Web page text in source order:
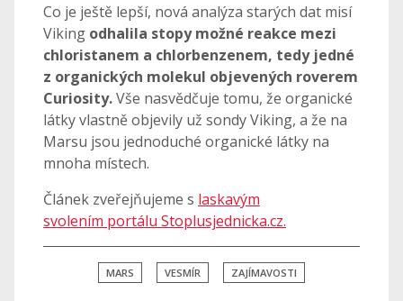
Co je ještě lepší, nová analýza starých dat misí
Viking odhalila stopy možné reakce mezi
chloristanem a chlorbenzenem, tedy jedné
z organických molekul objevených roverem
Curiosity.Vše nasvědčuje tomu, že organické
látky vlastně objevily už sondy Viking, a že na
Marsu jsou jednoduché organické látky na
mnoha místech.
Článek zveřejňujeme s laskavým
svolením portálu Stoplusjednicka.cz.
MARS VESMÍR ZAJÍMAVOSTI